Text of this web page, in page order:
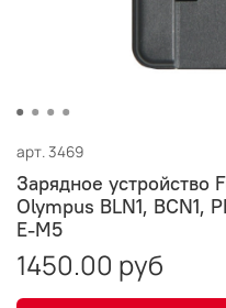
арт.3469
Зарядное устройство
Olympus BLN1, BCN1,
E-M5
1450.00 руб